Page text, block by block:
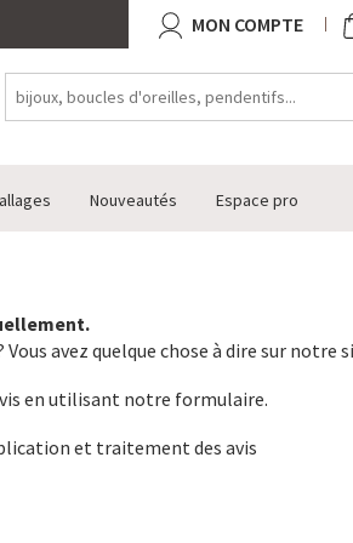
MON COMPTE
Nouveautés Espace pro
Vous avez quelque chose à dire sur notre
en utilisant notre formulaire.
et traitement des avis